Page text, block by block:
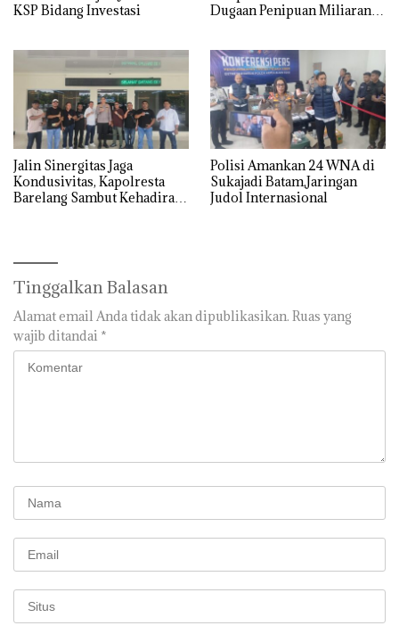
KSP Bidang Investasi
Dugaan Penipuan Miliaran
Jalin Sinergitas Jaga
Kondusivitas, Kapolresta
Barelang Sambut Kehadiran
Polisi Amankan 24 WNA di
Sukajadi Batam,Jaringan
Judol Internasional
Tinggalkan Balasan
Alamat email Anda tidak akan dipublikasikan. Ruas yang
wajib ditandai *